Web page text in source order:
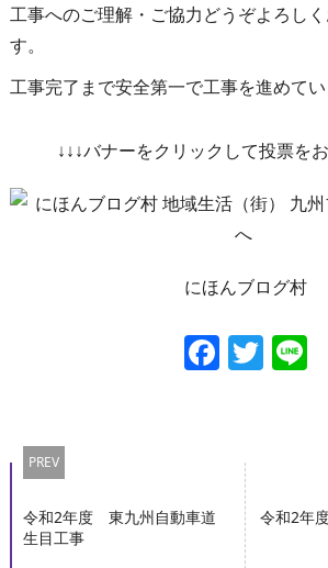
工事へのご理解・ご協力どうぞよろし
す。
工事完了まで安全第一で工事を進めてい
↓↓↓バナーをクリックして投票を
にほんブログ村
PREV
令和2年度 東九州自動車道
生目工事
令和2年